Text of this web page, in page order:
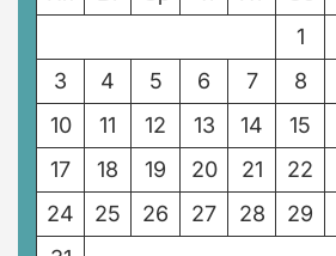
1
3
4 5 6 7 8
10
11 12 13 14 15
17
18 19 20 21 22
24
25 26 27 28 29